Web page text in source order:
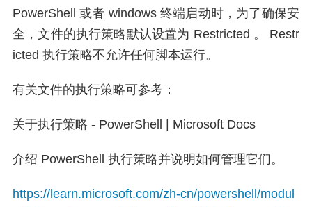
PowerShell 或者 windows 终端启动时，为了确保安
全，文件的执行策略默认设置为 Restricted 。 Restr
icted 执行策略不允许任何脚本运行。
有关文件的执行策略可参考：
关于执行策略 - PowerShell | Microsoft Docs
介绍 PowerShell 执行策略并说明如何管理它们。
https://learn.microsoft.com/zh-cn/powershell/modul